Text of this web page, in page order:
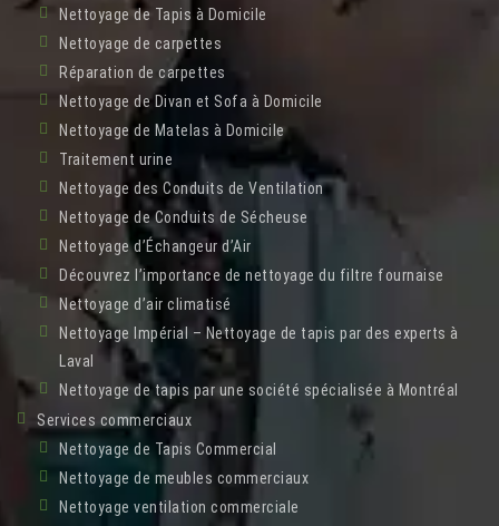
Nettoyage de Tapis à Domicile
Nettoyage de carpettes
Réparation de carpettes
Nettoyage de Divan et Sofa à Domicile
Nettoyage de Matelas à Domicile
Traitement urine
Nettoyage des Conduits de Ventilation
Nettoyage de Conduits de Sécheuse
Nettoyage d’Échangeur d’Air
Découvrez l’importance de nettoyage du filtre fournaise
Nettoyage d’air climatisé
Nettoyage Impérial – Nettoyage de tapis par des experts à
Laval
Nettoyage de tapis par une société spécialisée à Montréal
Services commerciaux
Nettoyage de Tapis Commercial
Nettoyage de meubles commerciaux
Nettoyage ventilation commerciale